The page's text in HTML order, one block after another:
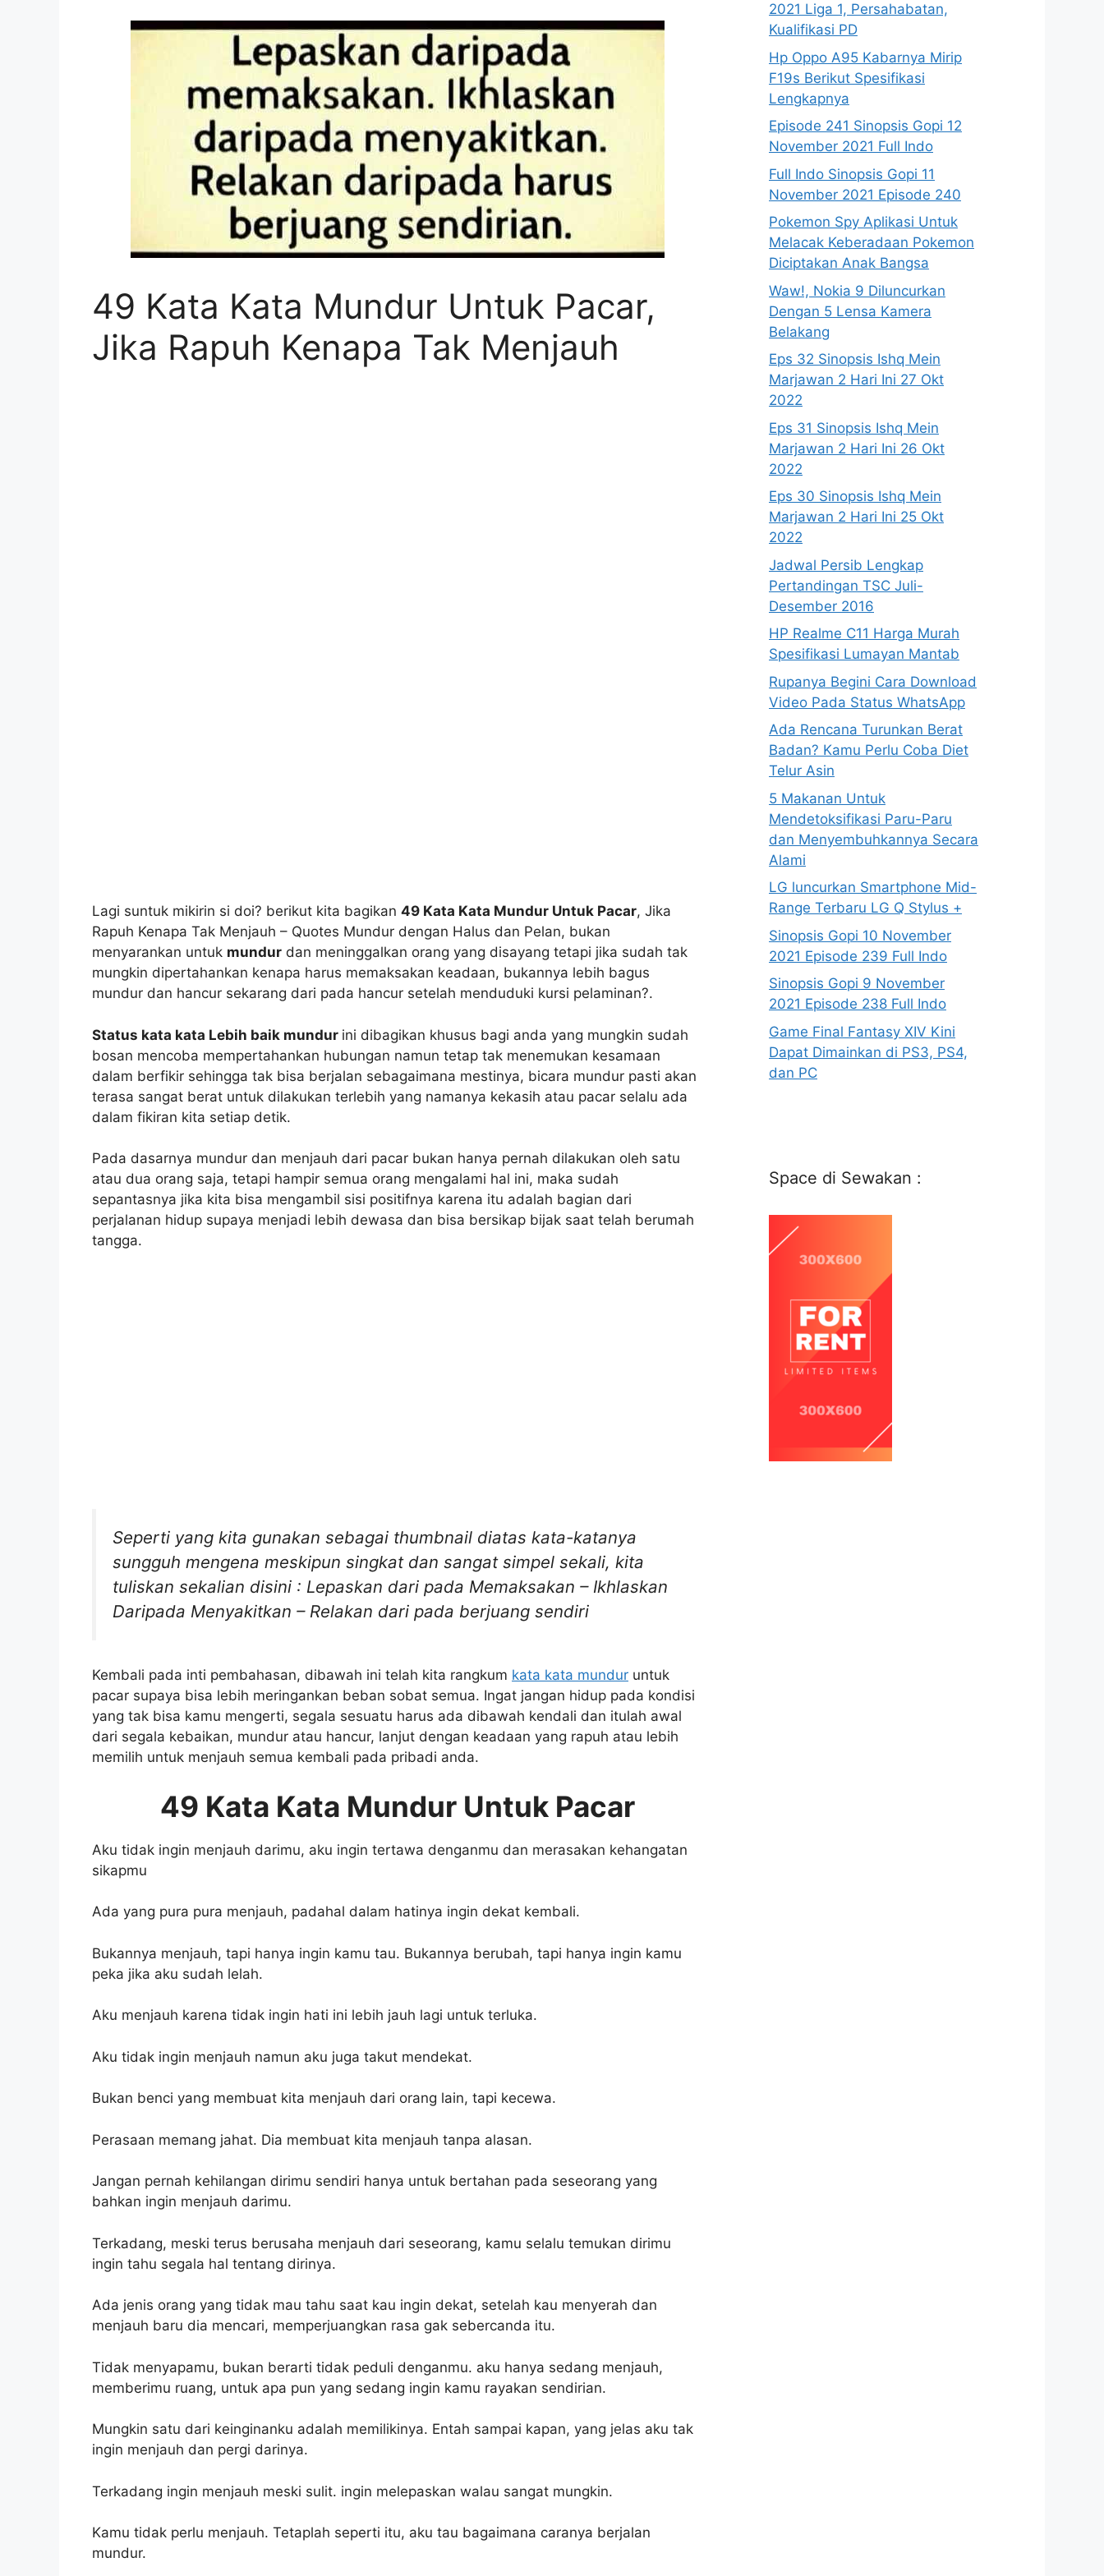
49 Kata Kata Mundur Untuk Pacar,
Jika Rapuh Kenapa Tak Menjauh
Lagi suntuk mikirin si doi? berikut kita bagikan 49 Kata Kata Mundur Untuk Pacar, Jika
Rapuh Kenapa Tak Menjauh – Quotes Mundur dengan Halus dan Pelan, bukan
menyarankan untuk mundur dan meninggalkan orang yang disayang tetapi jika sudah tak
mungkin dipertahankan kenapa harus memaksakan keadaan, bukannya lebih bagus
mundur dan hancur sekarang dari pada hancur setelah menduduki kursi pelaminan?.
Status kata kata Lebih baik mundur ini dibagikan khusus bagi anda yang mungkin sudah
bosan mencoba mempertahankan hubungan namun tetap tak menemukan kesamaan
dalam berfikir sehingga tak bisa berjalan sebagaimana mestinya, bicara mundur pasti akan
terasa sangat berat untuk dilakukan terlebih yang namanya kekasih atau pacar selalu ada
dalam fikiran kita setiap detik.
Pada dasarnya mundur dan menjauh dari pacar bukan hanya pernah dilakukan oleh satu
atau dua orang saja, tetapi hampir semua orang mengalami hal ini, maka sudah
sepantasnya jika kita bisa mengambil sisi positifnya karena itu adalah bagian dari
perjalanan hidup supaya menjadi lebih dewasa dan bisa bersikap bijak saat telah berumah
tangga.
Seperti yang kita gunakan sebagai thumbnail diatas kata-katanya
sungguh mengena meskipun singkat dan sangat simpel sekali, kita
tuliskan sekalian disini : Lepaskan dari pada Memaksakan – Ikhlaskan
Daripada Menyakitkan – Relakan dari pada berjuang sendiri
Kembali pada inti pembahasan, dibawah ini telah kita rangkum kata kata mundur untuk
pacar supaya bisa lebih meringankan beban sobat semua. Ingat jangan hidup pada kondisi
yang tak bisa kamu mengerti, segala sesuatu harus ada dibawah kendali dan itulah awal
dari segala kebaikan, mundur atau hancur, lanjut dengan keadaan yang rapuh atau lebih
memilih untuk menjauh semua kembali pada pribadi anda.
49 Kata Kata Mundur Untuk Pacar
Aku tidak ingin menjauh darimu, aku ingin tertawa denganmu dan merasakan kehangatan
sikapmu
Ada yang pura pura menjauh, padahal dalam hatinya ingin dekat kembali.
Bukannya menjauh, tapi hanya ingin kamu tau. Bukannya berubah, tapi hanya ingin kamu
peka jika aku sudah lelah.
Aku menjauh karena tidak ingin hati ini lebih jauh lagi untuk terluka.
Aku tidak ingin menjauh namun aku juga takut mendekat.
Bukan benci yang membuat kita menjauh dari orang lain, tapi kecewa.
Perasaan memang jahat. Dia membuat kita menjauh tanpa alasan.
Jangan pernah kehilangan dirimu sendiri hanya untuk bertahan pada seseorang yang
bahkan ingin menjauh darimu.
Terkadang, meski terus berusaha menjauh dari seseorang, kamu selalu temukan dirimu
ingin tahu segala hal tentang dirinya.
Ada jenis orang yang tidak mau tahu saat kau ingin dekat, setelah kau menyerah dan
menjauh baru dia mencari, memperjuangkan rasa gak sebercanda itu.
Tidak menyapamu, bukan berarti tidak peduli denganmu. aku hanya sedang menjauh,
memberimu ruang, untuk apa pun yang sedang ingin kamu rayakan sendirian.
Mungkin satu dari keinginanku adalah memilikinya. Entah sampai kapan, yang jelas aku tak
ingin menjauh dan pergi darinya.
Terkadang ingin menjauh meski sulit. ingin melepaskan walau sangat mungkin.
Kamu tidak perlu menjauh. Tetaplah seperti itu, aku tau bagaimana caranya berjalan
mundur.
2021 Liga 1, Persahabatan,
Kualifikasi PD
Hp Oppo A95 Kabarnya Mirip
F19s Berikut Spesifikasi
Lengkapnya
Episode 241 Sinopsis Gopi 12
November 2021 Full Indo
Full Indo Sinopsis Gopi 11
November 2021 Episode 240
Pokemon Spy Aplikasi Untuk
Melacak Keberadaan Pokemon
Diciptakan Anak Bangsa
Waw!, Nokia 9 Diluncurkan
Dengan 5 Lensa Kamera
Belakang
Eps 32 Sinopsis Ishq Mein
Marjawan 2 Hari Ini 27 Okt
2022
Eps 31 Sinopsis Ishq Mein
Marjawan 2 Hari Ini 26 Okt
2022
Eps 30 Sinopsis Ishq Mein
Marjawan 2 Hari Ini 25 Okt
2022
Jadwal Persib Lengkap
Pertandingan TSC Juli-
Desember 2016
HP Realme C11 Harga Murah
Spesifikasi Lumayan Mantab
Rupanya Begini Cara Download
Video Pada Status WhatsApp
Ada Rencana Turunkan Berat
Badan? Kamu Perlu Coba Diet
Telur Asin
5 Makanan Untuk
Mendetoksifikasi Paru-Paru
dan Menyembuhkannya Secara
Alami
LG luncurkan Smartphone Mid-
Range Terbaru LG Q Stylus +
Sinopsis Gopi 10 November
2021 Episode 239 Full Indo
Sinopsis Gopi 9 November
2021 Episode 238 Full Indo
Game Final Fantasy XIV Kini
Dapat Dimainkan di PS3, PS4,
dan PC
Space di Sewakan :